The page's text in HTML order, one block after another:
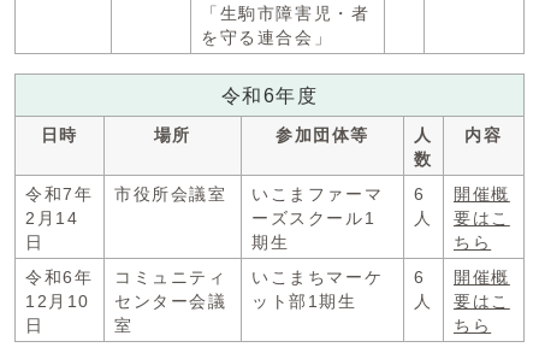
「生駒市障害児・者
を守る連合会」
令和6年度
日時 場所 参加団体等
人
数
内容
令和7年
2月14
日
市役所会議室
いこまファーマ
ーズスクール1
期生
6
人
開催概
要はこ
ちら
令和6年
12月10
日
コミュニティ
センター会議
室
いこまちマーケ
ット部1期生
6
人
開催概
要はこ
ちら